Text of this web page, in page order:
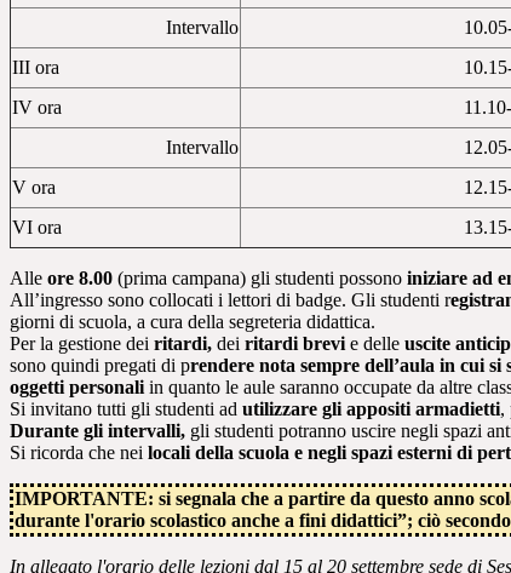
Intervallo
III ora
IV ora
Intervallo
V ora
VI ora
Alle ore 8.00 (prima campana) gli studenti possono iniziare ad
All’ingresso sono collocati i lettori di badge. Gli studenti r
giorni di scuola, a cura della segreteria didattica.
Per la gestione dei ritardi, dei ritardi brevi e delle uscite
sono quindi pregati di prendere nota sempre dell’aula in cui si
oggetti personali in quanto le aule saranno occupate da altre
Si invitano tutti gli studenti ad utilizzare gli appositi armadietti,
Durante gli intervalli, gli studenti potranno uscire negli spazi
Si ricorda che nei locali della scuola e negli spazi esterni di
IMPORTANTE: si segnala che a partire da questo anno
durante l'orario scolastico anche a fini didattici”; ciò secondo
In allegato l'orario delle lezioni dal 15 al 20 settembre sede di